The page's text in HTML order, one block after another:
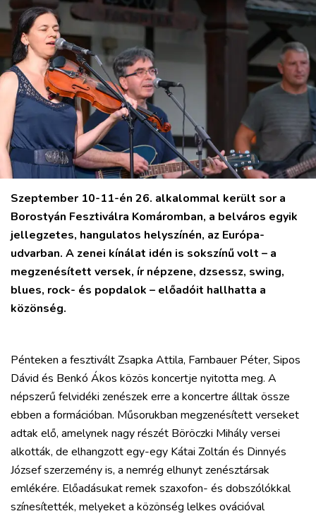
VÁROS
RÉGIÓ
SPORT
KULTÚRA
PODCAST
MIX
Szeptember 10-11-én 26. alkalommal került sor a
Borostyán Fesztiválra Komáromban, a belváros egyik
jellegzetes, hangulatos helyszínén, az Európa-
udvarban. A zenei kínálat idén is sokszínű volt – a
megzenésített versek, ír népzene, dzsessz, swing,
blues, rock- és popdalok – előadóit hallhatta a
közönség.
Pénteken a fesztivált Zsapka Attila, Farnbauer Péter, Sipos
Dávid és Benkó Ákos közös koncertje nyitotta meg. A
népszerű felvidéki zenészek erre a koncertre álltak össze
ebben a formációban. Műsorukban megzenésített verseket
adtak elő, amelynek nagy részét Böröczki Mihály versei
alkották, de elhangzott egy-egy Kátai Zoltán és Dinnyés
József szerzemény is, a nemrég elhunyt zenésztársak
emlékére. Előadásukat remek szaxofon- és dobszólókkal
színesítették, melyeket a közönség lelkes ovációval